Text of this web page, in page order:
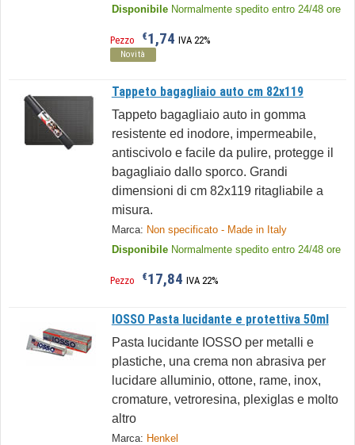
Disponibile Normalmente spedito entro 24/48 ore
Pezzo €1,74 IVA 22%
Novità
Tappeto bagagliaio auto cm 82x119
Tappeto bagagliaio auto in gomma
resistente ed inodore, impermeabile,
antiscivolo e facile da pulire, protegge il
bagagliaio dallo sporco. Grandi
dimensioni di cm 82x119 ritagliabile a
misura.
Marca: Non specificato - Made in Italy
Disponibile Normalmente spedito entro 24/48 ore
Pezzo €17,84 IVA 22%
IOSSO Pasta lucidante e protettiva 50ml
Pasta lucidante IOSSO per metalli e
plastiche, una crema non abrasiva per
lucidare alluminio, ottone, rame, inox,
cromature, vetroresina, plexiglas e molto
altro
Marca: Henkel